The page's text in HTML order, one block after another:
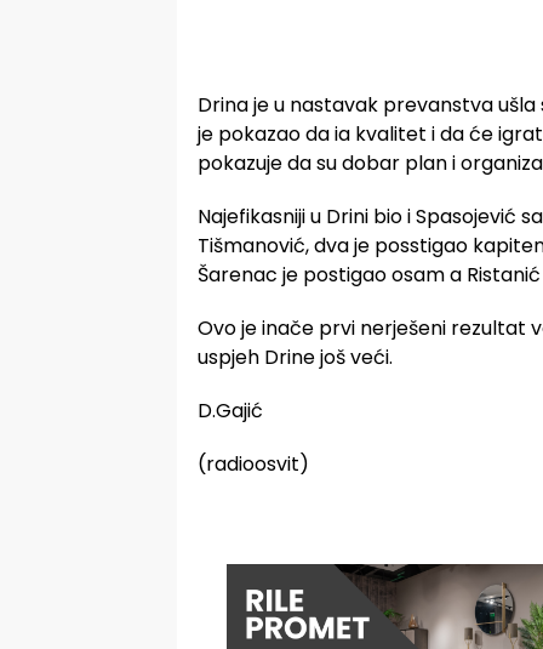
Drina je u nastavak prevanstva
je pokazao da ia kvalitet i da će
pokazuje da su dobar plan i
Najefikasniji u Drini bio i Spasojević
Tišmanović, dva je posstigao
Šarenac je postigao osam a
Ovo je inače prvi nerješeni rezultat
uspjeh Drine još veći.
D.Gajić
(radioosvit)